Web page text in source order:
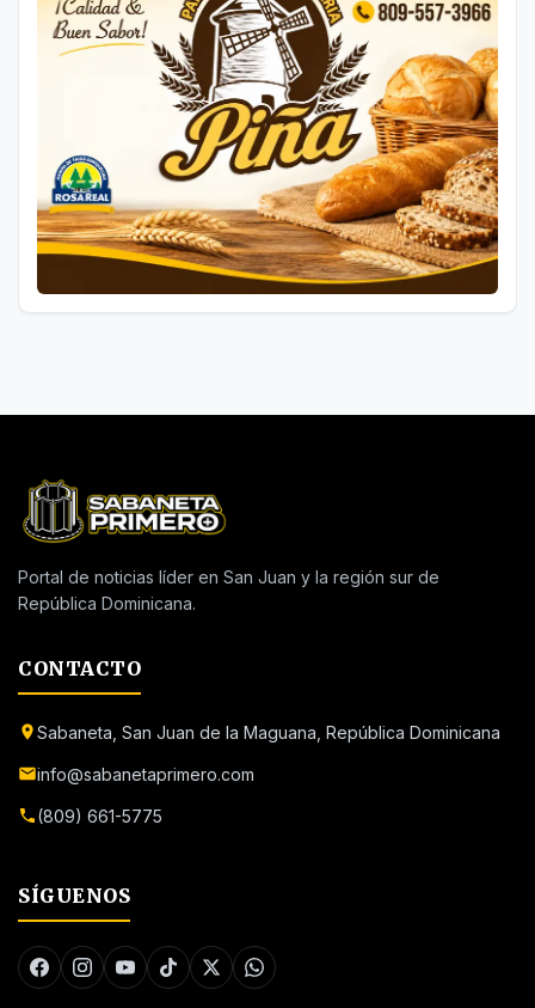
Portal de noticias líder en San Juan y la región sur de
República Dominicana.
CONTACTO
Sabaneta, San Juan de la Maguana, República Dominicana
info@sabanetaprimero.com
(809) 661-5775
SÍGUENOS